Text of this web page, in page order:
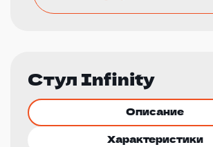
Стул Infinity
Описание
Характеристики